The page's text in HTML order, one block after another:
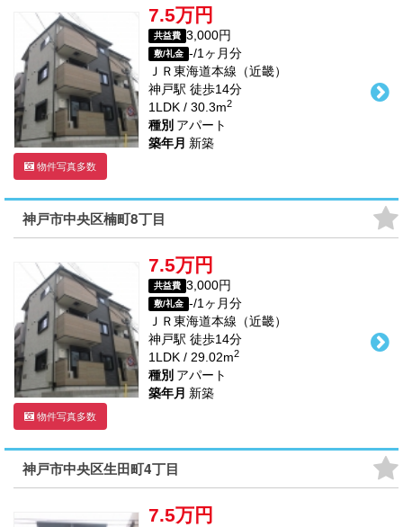
物件写真多数
7.5万円
共益費 3,000円
敷/礼金 -/1ヶ月分
ＪＲ東海道本線（近畿）
神戸駅 徒歩14分
1LDK / 30.3m2
種別 アパート
築年月 新築
神戸市中央区楠町8丁目
物件写真多数
7.5万円
共益費 3,000円
敷/礼金 -/1ヶ月分
ＪＲ東海道本線（近畿）
神戸駅 徒歩14分
1LDK / 29.02m2
種別 アパート
築年月 新築
神戸市中央区生田町4丁目
7.5万円